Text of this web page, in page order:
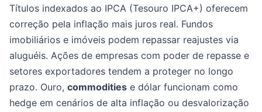
Títulos indexados ao IPCA (Tesouro IPCA+) oferecem
correção pela inflação mais juros real. Fundos
imobiliários e imóveis podem repassar reajustes via
aluguéis. Ações de empresas com poder de repasse e
setores exportadores tendem a proteger no longo
prazo. Ouro, commodities e dólar funcionam como
hedge em cenários de alta inflação ou desvalorização